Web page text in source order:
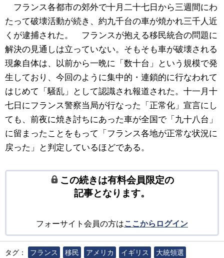
フランス各都市の郊外で十月二十七日から三週間にわ
たって破壊活動が続き、約九千台の車が焼かれ三千人近
くが逮捕された。 フランスが抱える移民統合の問題に
解決の見通しは立っていない。そもそも車が破壊される
現象自体は、以前から一晩に「数十台」という規模で発
生しており、今回のように集中的・連鎖的に行なわれて
はじめて「騒乱」として認識され報道された。十一月十
七日にフランス警察当局が行なった「正常化」宣言にし
ても、前夜に焼き討ちにあった車が全国で「九十八台」
に留まったことをもって「フランス各地が正常な状況に
戻った」と判定しているほどである。
この続きは有料会員限定の
記事となります。
フォーサイト会員の方はここからログイン
タグ： フランス 移民 アメリカ イギリス
大統領選